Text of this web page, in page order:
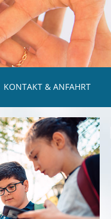
KONTAKT & ANFAHRT